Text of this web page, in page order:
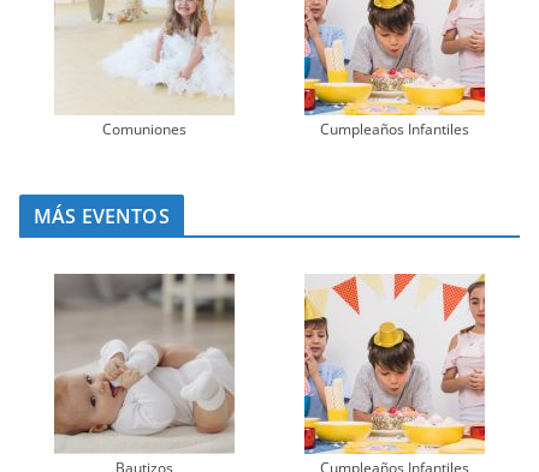
Comuniones Cumpleaños Infantiles
MÁS EVENTOS